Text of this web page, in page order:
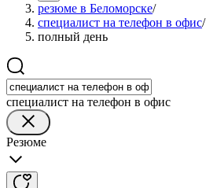
резюме в Беломорске/
специалист на телефон в офис/
полный день
специалист на телефон в офис
Резюме